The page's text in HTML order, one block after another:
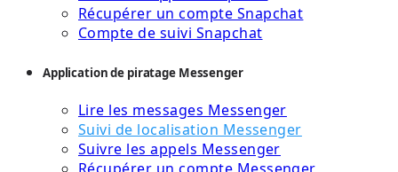
Récupérer un compte Snapchat
Compte de suivi Snapchat
Application de piratage Messenger
Lire les messages Messenger
Suivi de localisation Messenger
Suivre les appels Messenger